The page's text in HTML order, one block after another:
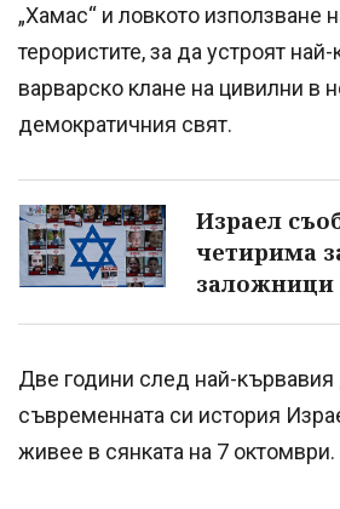
„Хамас“ и ловкото използване
терористите, за да устроят
варварско клане на цивилни в
демократичния свят.
Израел
четирима
заложници
Две години след най-кървавия
съвременната си история
живее в сянката на 7 октомври.